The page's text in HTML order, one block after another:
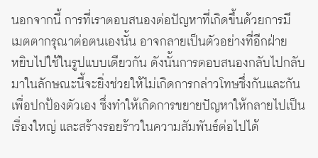
นอกจากนี้ การที่เราตอบสนองต่อปัญหาที่เกิดขึ้นด้วยการมี
เมตตากรุณาต่อตนเองนั้น อาจกลายเป็นตัวอย่างที่อีกฝ่าย
หยิบไปใช้ในรูปแบบเดียวกัน ดังนั้นการตอบสนองกลับไปกลับ
มาในลักษณะนี้จะยิ่งช่วยให้ไม่เกิดการกล่าวโทษซึ่งกันและกัน
เพื่อปกป้องตัวเอง ซึ่งทำให้เกิดการขยายปัญหาให้กลายไปเป็น
เรื่องใหญ่ และสร้างรอยร้าวในความสัมพันธ์ต่อไปได้